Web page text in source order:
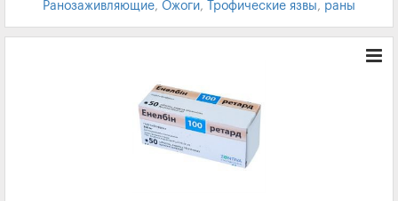
Ранозаживляющие, Ожоги, Трофические язвы, раны